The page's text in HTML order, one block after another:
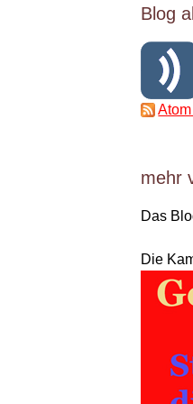
Blog
mehr
Das
Die